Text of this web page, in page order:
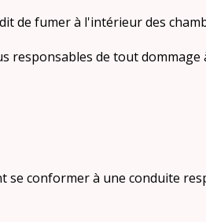
de fumer à l'intérieur des
responsables de tout
se conformer à une conduite